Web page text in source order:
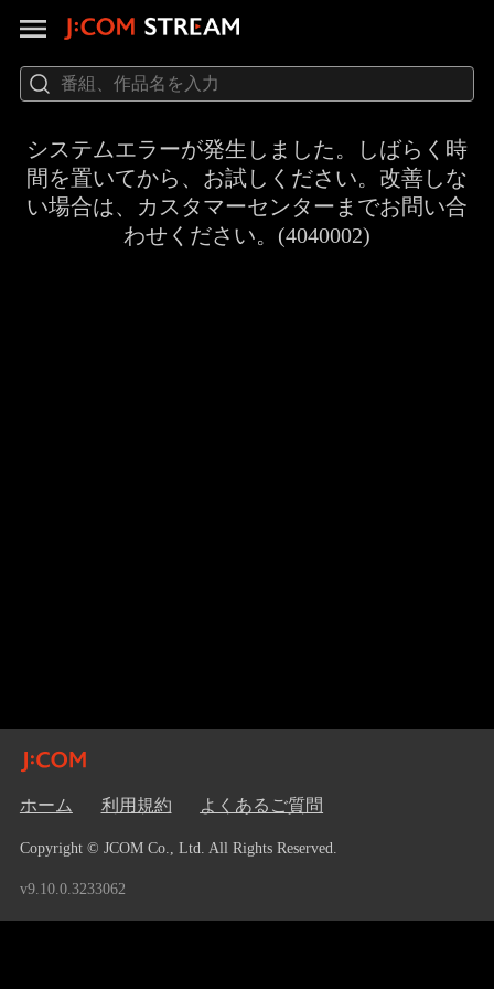
システムエラーが発生しました。しばらく時
間を置いてから、お試しください。改善しな
い場合は、カスタマーセンターまでお問い合
わせください。(4040002)
ホーム 利用規約 よくあるご質問
Copyright © JCOM Co., Ltd. All Rights Reserved.
v9.10.0.3233062